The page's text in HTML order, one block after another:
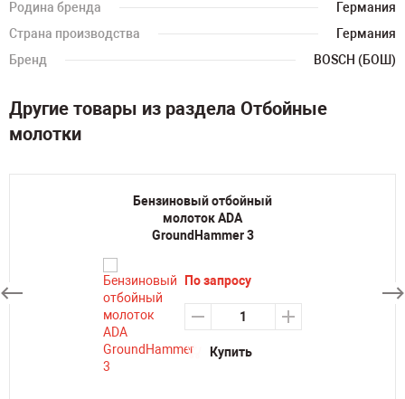
Родина бренда
Германия
Страна производства
Германия
Бренд
BOSCH (БОШ)
Другие товары из раздела Отбойные
молотки
Бензиновый отбойный
молоток ADA
GroundHammer 3
По запросу
Купить